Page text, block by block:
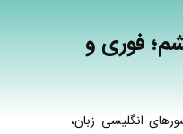
فوری و
انگلیسی زبان،